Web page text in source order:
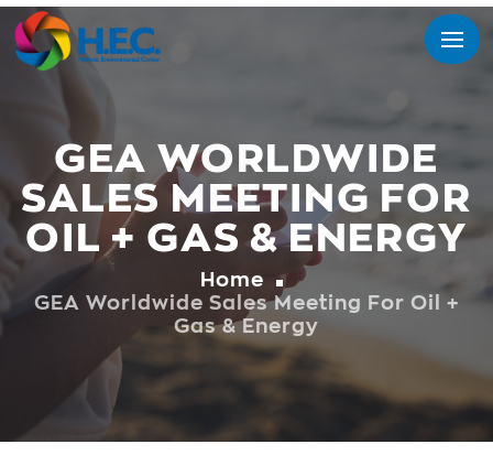
GEA WORLDWIDE
SALES MEETING FOR
OIL + GAS & ENERGY
Home
GEA Worldwide Sales Meeting For Oil +
Gas & Energy